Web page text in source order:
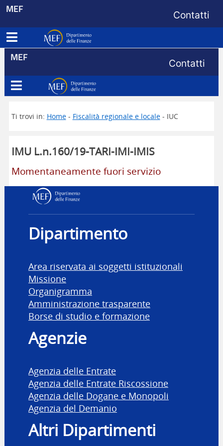
MEF Menu di
Contatti
Apri menu principale
Dipartimento delle Finanze
MEF Menu di
Contatti
Apri menu principale
Dipartimento delle Finanze
Ti trovi in: Home- Fiscalità regionale e locale- IUC
IMU L.n.160/19-TARI-IMI-IMIS
Momentaneamente fuori servizio
Dipartimento delle
Dipartimento
Area riservata ai soggetti istituzionali
Missione
Organigramma
Amministrazione trasparente
Borse di studio e formazione
Agenzie
Agenzia delle Entrate
Agenzia delle Entrate Riscossione
Agenzia delle Dogane e Monopoli
Agenzia del Demanio
Altri Dipartimenti